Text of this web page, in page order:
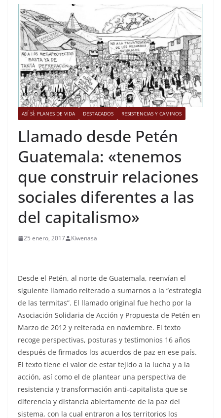
ASÍ SÍ: PLANES DE VIDA DESTACADOS RESISTENCIAS Y CAMINOS
Llamado desde Petén
Guatemala: «tenemos
que construir relaciones
sociales diferentes a las
del capitalismo»
25 enero, 2017 Kiwenasa
Desde el Petén, al norte de Guatemala, reenvían el
siguiente llamado reiterado a sumarnos a la “estrategia
de las termitas”. El llamado original fue hecho por la
Asociación Solidaria de Acción y Propuesta de Petén en
Marzo de 2012 y reiterada en noviembre. El texto
recoge perspectivas, posturas y testimonios 16 años
después de firmados los acuerdos de paz en ese país.
El texto tiene el valor de estar tejido a la lucha y a la
acción, así como el de plantear una perspectiva de
resistencia y transformación anti-capitalista que se
diferencia y distancia abiertamente de la paz del
sistema, con la cual entraron a los territorios los